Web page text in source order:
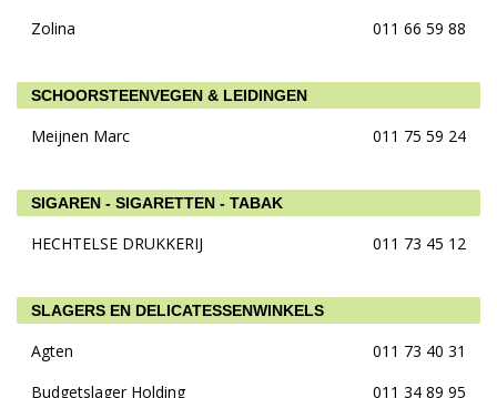
Zolina
011 66 59 88
SCHOORSTEENVEGEN & LEIDINGEN
Meijnen Marc 011 75 59 24
SIGAREN - SIGARETTEN - TABAK
HECHTELSE DRUKKERIJ 011 73 45 12
SLAGERS EN DELICATESSENWINKELS
Agten
011 73 40 31
Budgetslager Holding
011 34 89 95